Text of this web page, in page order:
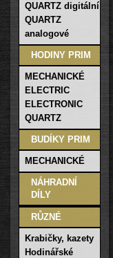
QUARTZ digitální
QUARTZ
analogové
HODINY PRIM
MECHANICKÉ
ELECTRIC
ELECTRONIC
QUARTZ
BUDÍKY PRIM
MECHANICKÉ
NÁHRADNÍ
DÍLY
RŮZNÉ
Krabičky, kazety
Hodinářské